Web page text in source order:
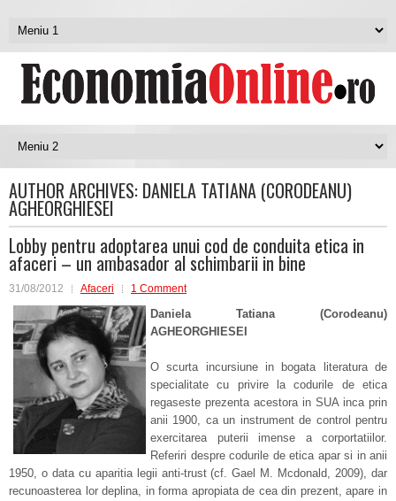
AUTHOR ARCHIVES: DANIELA TATIANA (CORODEANU)
AGHEORGHIESEI
Lobby pentru adoptarea unui cod de conduita etica in
afaceri – un ambasador al schimbarii in bine
31/08/2012 Afaceri 1 Comment
Daniela Tatiana (Corodeanu)
AGHEORGHIESEI
O scurta incursiune in bogata literatura de
specialitate cu privire la codurile de etica
regaseste prezenta acestora in SUA inca prin
anii 1900, ca un instrument de control pentru
exercitarea puterii imense a corportatiilor.
Referiri despre codurile de etica apar si in anii
1950, o data cu aparitia legii anti-trust (cf. Gael M. Mcdonald, 2009), dar
recunoasterea lor deplina, in forma apropiata de cea din prezent, apare in